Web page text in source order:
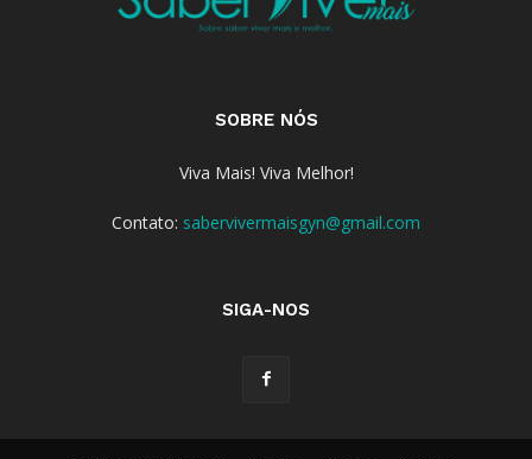
SOBRE NÓS
Viva Mais! Viva Melhor!
Contato: sabervivermaisgyn@gmail.com
SIGA-NOS